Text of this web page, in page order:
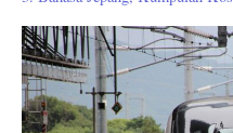
Istilah
Moda
Transportasi
Lainnya